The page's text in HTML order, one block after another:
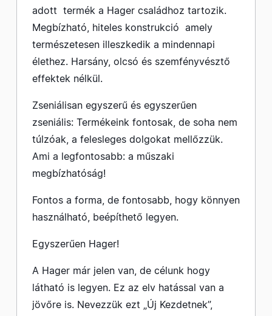
adott termék a Hager családhoz tartozik.
Megbízható, hiteles konstrukció amely
természetesen illeszkedik a mindennapi
élethez. Harsány, olcsó és szemfényvésztő
effektek nélkül.
Zseniálisan egyszerű és egyszerűen
zseniális: Termékeink fontosak, de soha nem
túlzóak, a felesleges dolgokat mellőzzük.
Ami a legfontosabb: a műszaki
megbízhatóság!
Fontos a forma, de fontosabb, hogy könnyen
használható, beépíthető legyen.
Egyszerűen Hager!
A Hager már jelen van, de célunk hogy
látható is legyen. Ez az elv hatással van a
jövőre is. Nevezzük ezt „Új Kezdetnek”,